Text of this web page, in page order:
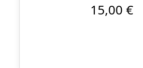
15,00 €